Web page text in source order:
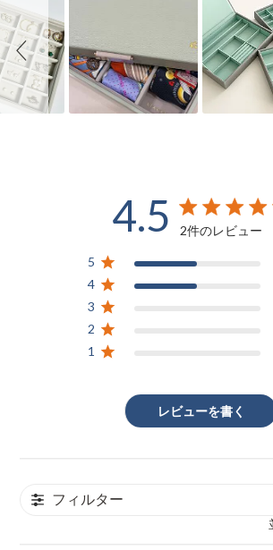
4.5 4.5 out of 5
2件のレビュー
5
4
3
2
1
レビューを書く
フィルター